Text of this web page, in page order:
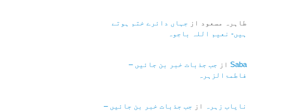
طاہرہ مسعود از جہاں دائرے ختم ہوتے
ہیں- نعیم اللہ باجوہ
Saba از جب جذبات خبر بن جائیں –
فاطمۃالزہرہ
نایاب زہرہ از جب جذبات خبر بن جائیں –